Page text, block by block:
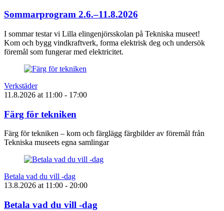
Sommarprogram 2.6.–11.8.2026
I sommar testar vi Lilla elingenjörsskolan på Tekniska museet!
Kom och bygg vindkraftverk, forma elektrisk deg och undersök
föremål som fungerar med elektricitet.
Verkstäder
11.8.2026 at 11:00 - 17:00
Färg för tekniken
Färg för tekniken – kom och färglägg färgbilder av föremål från
Tekniska museets egna samlingar
Betala vad du vill -dag
13.8.2026 at 11:00 - 20:00
Betala vad du vill -dag